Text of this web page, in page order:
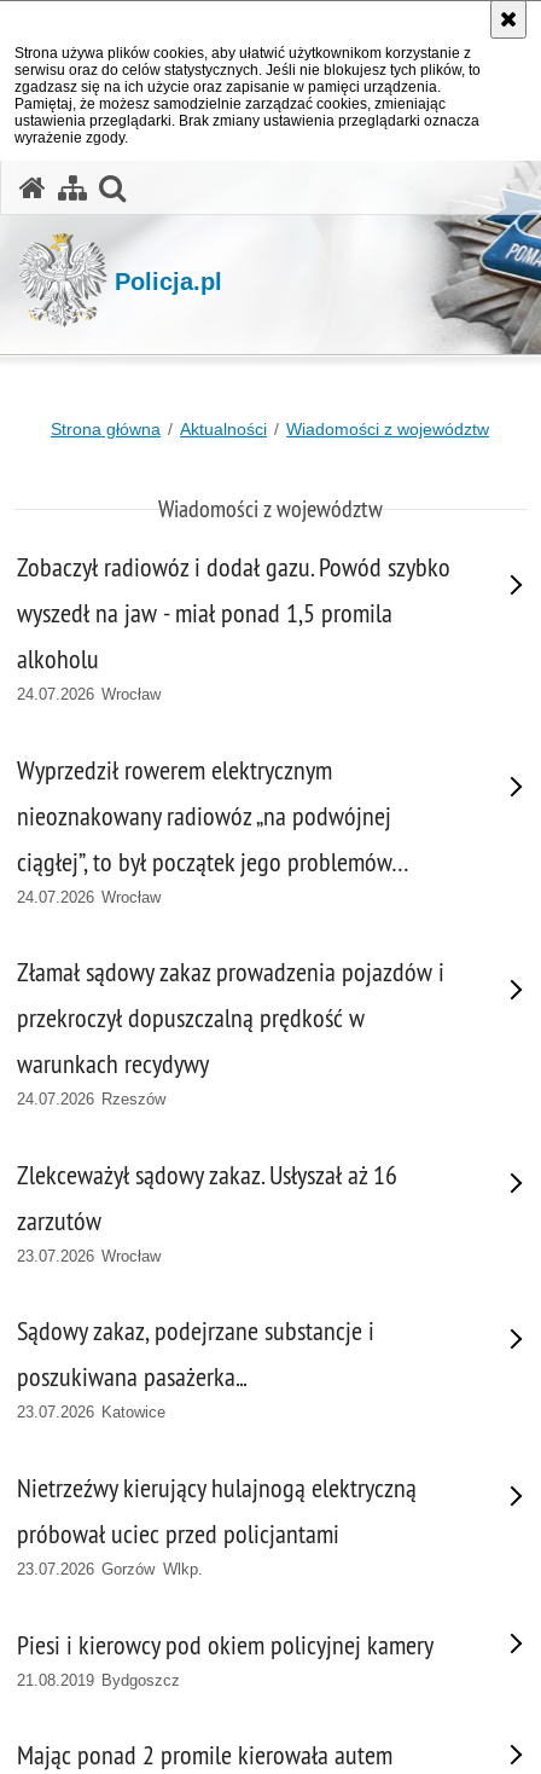
Strona używa plików cookies, aby ułatwić użytkownikom korzystanie z
serwisu oraz do celów statystycznych. Jeśli nie blokujesz tych plików, to
zgadzasz się na ich użycie oraz zapisanie w pamięci urządzenia.
Pamiętaj, że możesz samodzielnie zarządzać cookies, zmieniając
ustawienia przeglądarki. Brak zmiany ustawienia przeglądarki oznacza
wyrażenie zgody.
Policja.pl
Strona główna Aktualności Wiadomości z województw
Wiadomości z województw
Zobaczył radiowóz i dodał gazu. Powód szybko
wyszedł na jaw - miał ponad 1,5 promila
alkoholu
24.07.2026 Wrocław
Wyprzedził rowerem elektrycznym
nieoznakowany radiowóz „na podwójnej
ciągłej”, to był początek jego problemów…
24.07.2026 Wrocław
Złamał sądowy zakaz prowadzenia pojazdów i
przekroczył dopuszczalną prędkość w
warunkach recydywy
24.07.2026 Rzeszów
Zlekceważył sądowy zakaz. Usłyszał aż 16
zarzutów
23.07.2026 Wrocław
Sądowy zakaz, podejrzane substancje i
poszukiwana pasażerka...
23.07.2026 Katowice
Nietrzeźwy kierujący hulajnogą elektryczną
próbował uciec przed policjantami
23.07.2026 Gorzów Wlkp.
Piesi i kierowcy pod okiem policyjnej kamery
21.08.2019 Bydgoszcz
Mając ponad 2 promile kierowała autem